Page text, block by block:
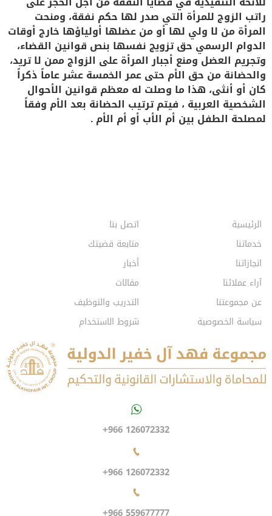
راتب الزوج للمرأة التي صدر لها حكم نفقة، ومنحت
المرأة من لا ولي لها أو من عضلها أولياؤها خارج أوقات
الدوام الرسمي حق تزويج نفسها بنص قوانين القضاء،
وتجريم العضل ومنع أجبار المرأة على الزواج ممن لا تريد،
والحضانة من حق الأم حتى عمر الخمسة عشر عاماً ذكراً
كان أو أنثى، هذا ما وصلت له معظم قوانين الأحوال
الشخصية العربية ، فيتم ترتيب الحضانة بعد الأم وفقاً
لمصلحة الطفل بين أم الأب أو أم الأم .
الرئيسية
خدماتنا
انجازاتنا
آراء عملائنا
عن مجموعتنا
سياسة الخصوصية
اتصل بنا
متابعة قضيتك
أخبار
مقالات
التدريب والتوظيف
شروط الاستخدام
+966 126072332
+966 126072332